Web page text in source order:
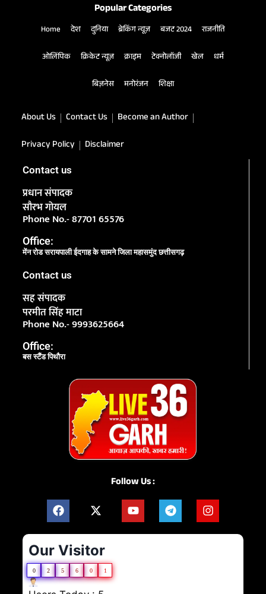
Popular Categories
Home देश दुनिया ब्रेकिंग न्यूज़ बजट 2024 राजनीति
ओलिंपिक क्रिकेट न्यूज़ क्राइम टेक्नोलॉजी खेल धर्म
बिज़नेस मनोरंजन शिक्षा
About Us Contact Us
Become an Author
Privacy Policy
Disclaimer
Contact us
प्रधान संपादक
सौरभ गोयल
Phone No.- 87701 65576
Office:
मेंन रोड सरायपाली ईदगाह के सामने जिला महासमुंद छत्तीसगढ़
Contact us
सह संपादक
परमीत सिंह माटा
Phone No.- 9993625664
Office:
बस स्टैंड पिथौरा
Follow Us :
Our Visitor
0 2 5 6 0 1